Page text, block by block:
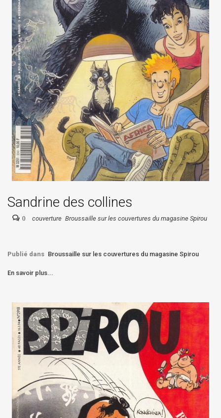
Sandrine des collines
0 couverture Broussaille sur les couvertures du magasine Spirou
Publié dans Broussaille sur les couvertures du magasine Spirou
En savoir plus...